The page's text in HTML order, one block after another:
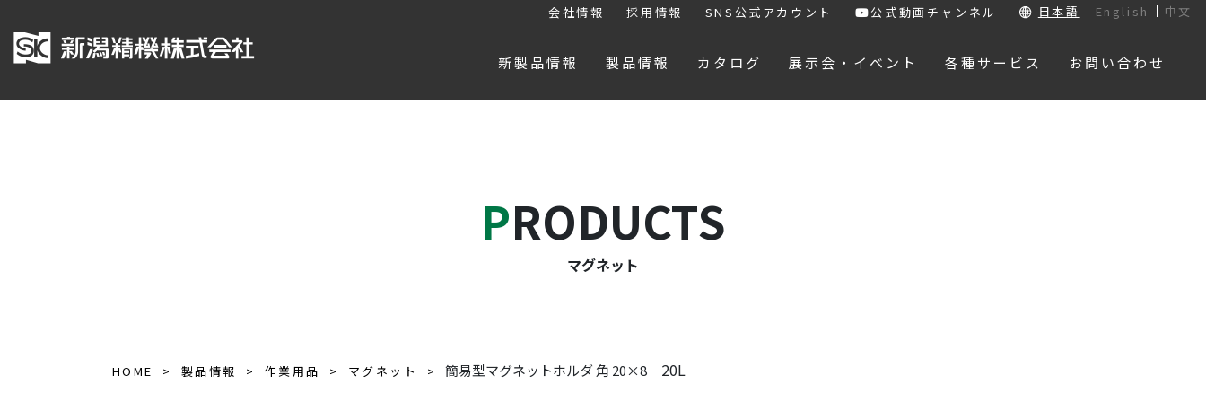
会社情報 採用情報 SNS公式アカウント 公式動画チャンネル 日本語 English 中文
新製品情報 製品情報 カタログ 展示会・イベント 各種サービス お問い合わせ
PRODUCTS
マグネット
HOME 製品情報 作業用品 マグネット 簡易型マグネットホルダ 角 20×8 20L